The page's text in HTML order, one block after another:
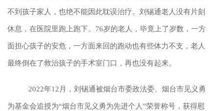
不到孩子家人，也绝不能因此耽误治疗。刘锡通老人没有片刻
休息，在医院里跑上跑下。76岁的老人，毕竟上了岁数，一方
面担心孩子的安危，一方面来回的跑动也有些体力不支，老人
最终倒在了救治孩子的手术室门口，再也没有起来。
2022年12月，刘锡通被烟台市委政法委、烟台市见义勇
为基金会追授为“烟台市见义勇为先进个人”荣誉称号，获得慰